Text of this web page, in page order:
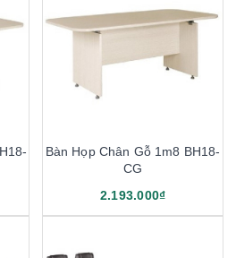
Bàn Họp Chân Gỗ 1m8 BH18-
CG
2.193.000₫